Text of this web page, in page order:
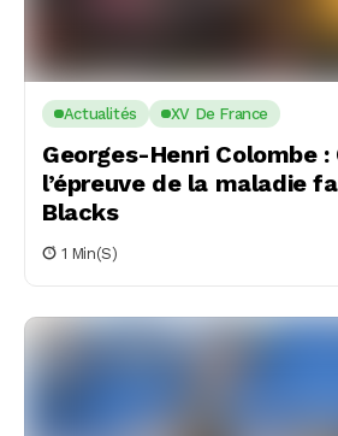
Actualités XV De France
Georges-Henri Colombe
l’épreuve de la maladie
Blacks
1 Min(s)